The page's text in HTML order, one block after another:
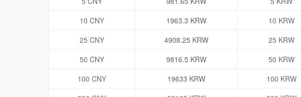
10 CNY
1963.3 KRW 10 KRW
25 CNY
4908.25 KRW 25 KRW
50 CNY
9816.5 KRW 50 KRW
100 CNY
19633 KRW 100 KRW